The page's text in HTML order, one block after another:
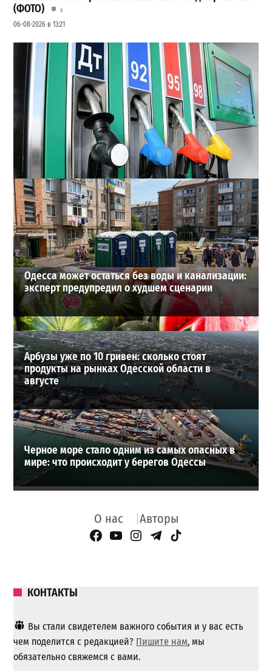
(ФОТО)
3
06-08-2026 в 13:21
Неприятный сюрприз для водителей Одессы: на АЗС
снова взлетели цены
2
28-07-2026 в 06:47
ВИБОР РЕДАКЦИИ
Одесса может остаться без воды и канализации:
эксперт предупредил о худшем сценарии
Арбузы уже по 10 гривен: сколько стоят
продукты на рынках Одесской области в
августе
Черное море стало одним из самых опасных в
мире: что происходит у берегов Одессы
О нас Авторы
Facebook Page
YouTube
Instagram
Telegram
TikTok
КОНТАКТЫ
Вы стали свидетелем важного события и у вас есть
чем поделится с редакцией? Пишите нам, мы
обязательно свяжемся с вами.